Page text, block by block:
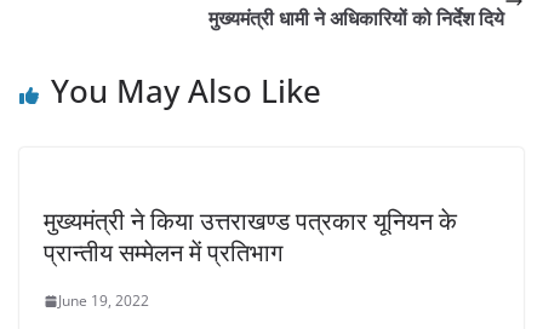
मुख्यमंत्री धामी ने अधिकारियों को निर्देश दिये
You May Also Like
मुख्यमंत्री ने किया उत्तराखण्ड पत्रकार यूनियन के
प्रान्तीय सम्मेलन में प्रतिभाग
June 19, 2022